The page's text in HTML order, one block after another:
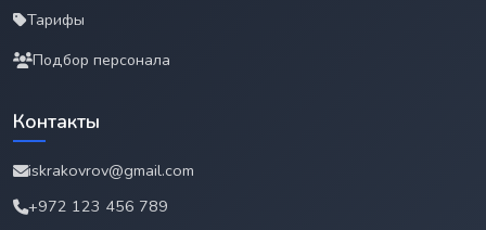
Тарифы
Подбор персонала
Контакты
iskrakovrov@gmail.com
+972 123 456 789